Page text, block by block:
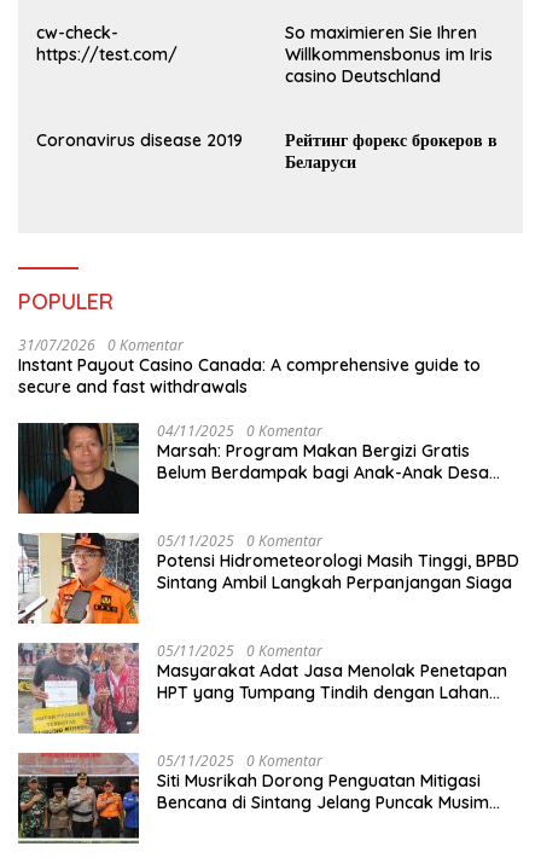
cw-check-
https://test.com/
So maximieren Sie Ihren
Willkommensbonus im Iris
casino Deutschland
Coronavirus disease 2019
Рейтинг форекс брокеров в
Беларуси
POPULER
31/07/2026 0 Komentar
Instant Payout Casino Canada: A comprehensive guide to
secure and fast withdrawals
04/11/2025 0 Komentar
Marsah: Program Makan Bergizi Gratis
Belum Berdampak bagi Anak-Anak Desa
05/11/2025 0 Komentar
Potensi Hidrometeorologi Masih Tinggi, BPBD
Sintang Ambil Langkah Perpanjangan Siaga
05/11/2025 0 Komentar
Masyarakat Adat Jasa Menolak Penetapan
HPT yang Tumpang Tindih dengan Lahan
05/11/2025 0 Komentar
Siti Musrikah Dorong Penguatan Mitigasi
Bencana di Sintang Jelang Puncak Musim